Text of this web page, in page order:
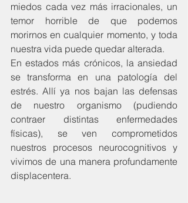
miedos cada vez más irracionales, un
temor horrible de que podemos
morirnos en cualquier momento, y toda
nuestra vida puede quedar alterada.
En estados más crónicos, la ansiedad
se transforma en una patología del
estrés. Allí ya nos bajan las defensas
de nuestro organismo (pudiendo
contraer distintas enfermedades
físicas), se ven comprometidos
nuestros procesos neurocognitivos y
vivimos de una manera profundamente
displacentera.